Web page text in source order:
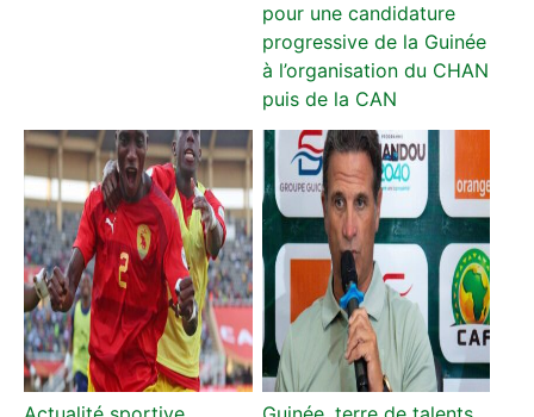
pour une candidature
progressive de la Guinée
à l’organisation du CHAN
puis de la CAN